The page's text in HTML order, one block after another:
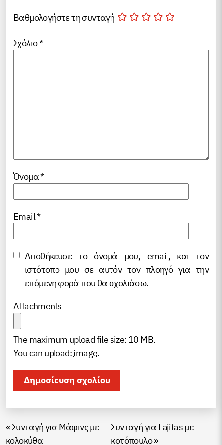
Βαθμολογήστε τη συνταγή
Σχόλιο*
Όνομα*
Email*
Αποθήκευσε το όνομά μου, email, και τον
ιστότοπο μου σε αυτόν τον πλοηγό για την
επόμενη φορά που θα σχολιάσω.
Attachments
The maximum upload file size: 10 MB.
You can upload:image.
«Συνταγή για Μάφινς με
κολοκύθα
Συνταγή για Fajitas με
κοτόπουλο»